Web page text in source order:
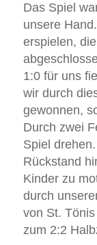
Das Spiel
unsere
erspielen,
1:0 für uns
wir durch
gewonnen,
Durch zwei
Spiel
Rückstand
Kinder zu
durch
von St.
zum 2:2